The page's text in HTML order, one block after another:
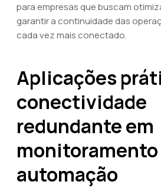
para empresas que buscam
garantir a continuidade das
cada vez mais conectado.
Aplicações
conectividade
redundante em
monitoramento
automação